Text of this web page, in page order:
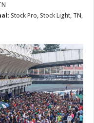
Stock Pro, Stock Light, TN,